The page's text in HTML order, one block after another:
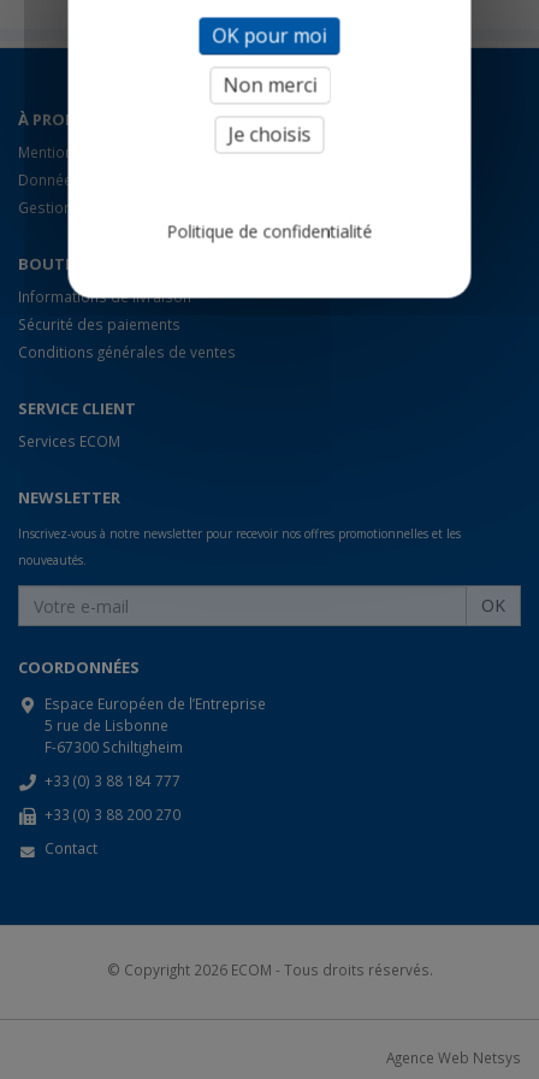
À PROPOS
Mentions légales
Données personnelles
Gestion des cookies
BOUTIQUE
Informations de livraison
Sécurité des paiements
Conditions générales de ventes
SERVICE CLIENT
Services ECOM
NEWSLETTER
Inscrivez-vous à notre newsletter pour recevoir nos offres promotionnelles et les
nouveautés.
OK
COORDONNÉES
Espace Européen de l’Entreprise
5 rue de Lisbonne
F-67300 Schiltigheim
+33 (0) 3 88 184 777
+33 (0) 3 88 200 270
Contact
© Copyright 2026 ECOM - Tous droits réservés.
Agence Web Netsys
OK pour moi
Non merci
Je choisis
Politique de confidentialité